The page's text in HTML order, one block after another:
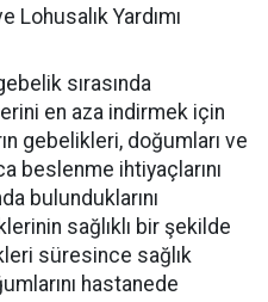
Lohusalık Yardımı
sırasında
en aza indirmek için
gebelikleri, doğumları ve
beslenme ihtiyaçlarını
bulunduklarını
sağlıklı bir şekilde
süresince sağlık
hastanede